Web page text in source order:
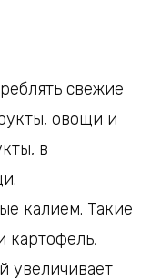
свежие
овощи и
в
калием. Такие
картофель,
увеличивает